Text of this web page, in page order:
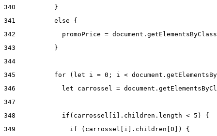
340
          }
341
          else {
342
promoPrice =
343
          }
344
345
for (let i = 0; i <
346
let carrossel =
347
348
            if(carrossel[i].children.length < 5) {
349
              if (carrossel[i].children[0]) {